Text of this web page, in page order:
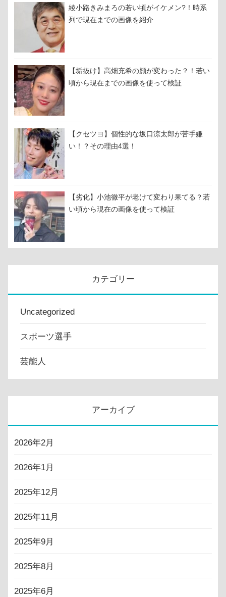
綾小路きみまろの若い頃がイケメン?！時系
列で現在までの画像を紹介
【垢抜け】高畑充希の顔が変わった？！若い
頃から現在までの画像を使って検証
【クセツヨ】個性的な坂口涼太郎が苦手嫌
い！？その理由4選！
【劣化】小池徹平が老けて変わり果てる？若
い頃から現在の画像を使って検証
カテゴリー
Uncategorized
スポーツ選手
芸能人
アーカイブ
2026年2月
2026年1月
2025年12月
2025年11月
2025年9月
2025年8月
2025年6月